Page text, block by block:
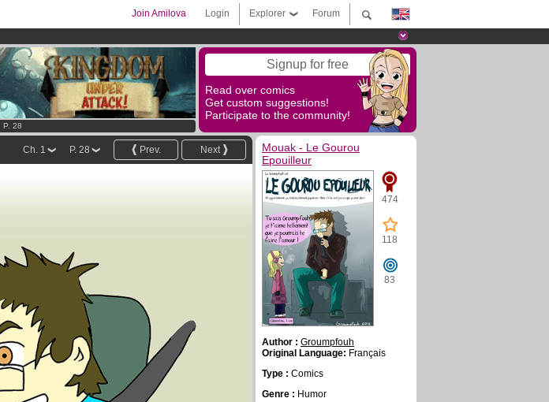
Forum
Explorer
Login
Join Amilova
Signup for free
Read over comics
Get custom suggestions!
Participate to the community!
P. 28
Next
Prev.
P. 28
Ch. 1
Mouak - Le Gourou
Epouilleur
474
118
83
Author : Groumpfouh
Original Language: Français
Type : Comics
Genre : Humor